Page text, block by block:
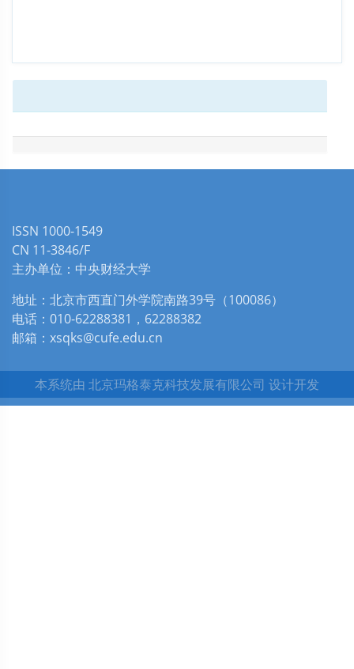
ISSN 1000-1549
CN 11-3846/F
主办单位：中央财经大学
地址：北京市西直门外学院南路39号（100086）
电话：010-62288381，62288382
邮箱：xsqks@cufe.edu.cn
本系统由 北京玛格泰克科技发展有限公司 设计开发